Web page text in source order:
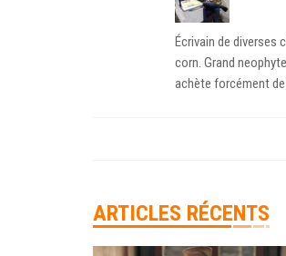
Écrivain de diverses
corn. Grand
achète forcément
ARTICLES RÉCENTS